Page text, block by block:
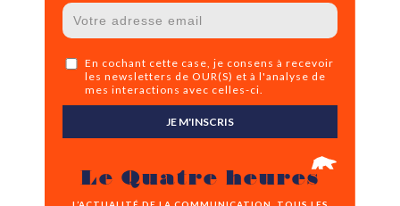
En cochant cette case, je consens à recevoir
les newsletters de OUR(S) et à l'analyse de
mes interactions avec celles-ci.
JE M'INSCRIS
Le Quatre heures